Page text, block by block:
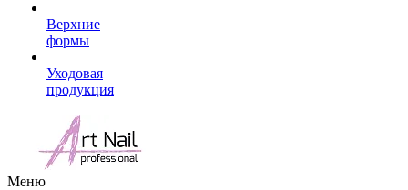
Верхние
формы
Уходовая
продукция
Меню